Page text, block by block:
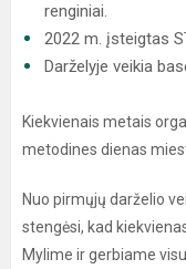
renginiai.
2022 m. įsteigtas
Darželyje veikia
Kiekvienais metais
metodines dienas
Nuo pirmųjų darželio
stengėsi, kad
Mylime ir gerbiame